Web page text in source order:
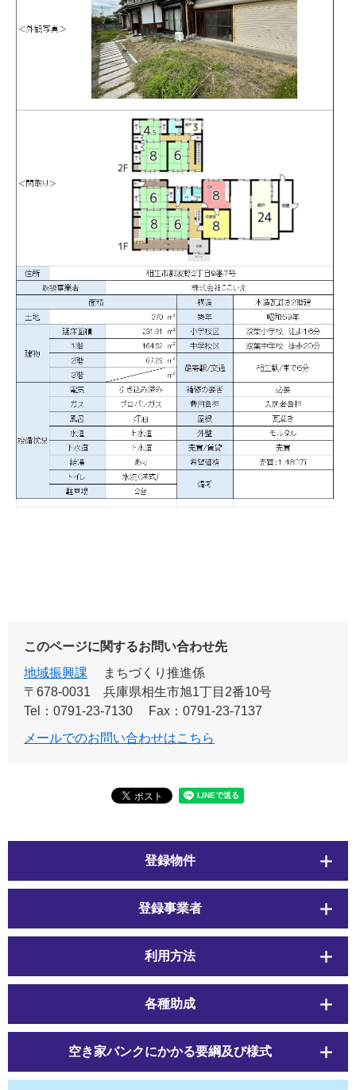
このページに関するお問い合わせ先
地域振興課
まちづくり推進係
〒678-0031
兵庫県相生市旭1丁目2番10号
Tel：0791-23-7130
Fax：0791-23-7137
メールでのお問い合わせはこちら
登録物件
登録事業者
利用方法
各種助成
空き家バンクにかかる要綱及び様式